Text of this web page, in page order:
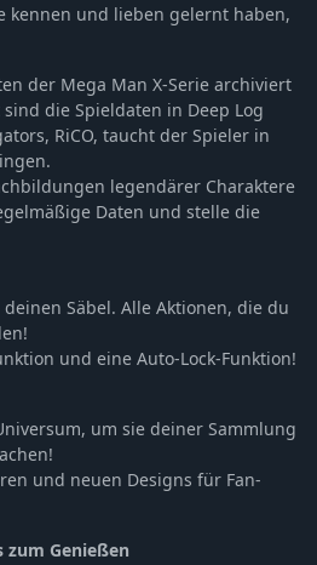
kennen und lieben gelernt haben,
der Mega Man X-Serie archiviert
die Spieldaten in Deep Log
RiCO, taucht der Spieler in
legendärer Charaktere
Daten und stelle die
Säbel. Alle Aktionen, die du
und eine Auto-Lock-Funktion!
um sie deiner Sammlung
und neuen Designs für Fan-
zum Genießen